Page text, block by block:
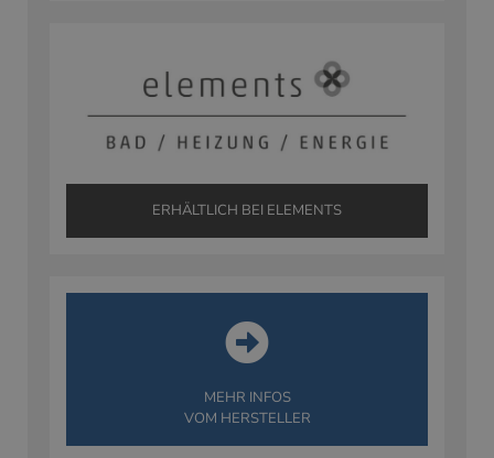
ERHÄLTLICH BEI ELEMENTS
MEHR INFOS
VOM HERSTELLER